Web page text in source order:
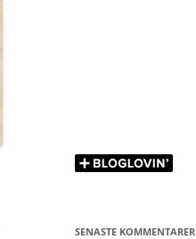
SENASTE KOMMENTARER